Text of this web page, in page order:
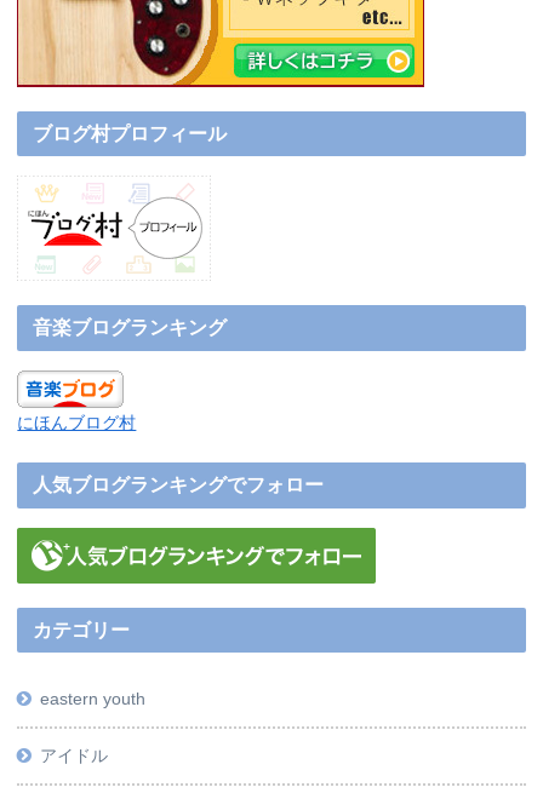
ブログ村プロフィール
音楽ブログランキング
にほんブログ村
人気ブログランキングでフォロー
カテゴリー
eastern youth
アイドル